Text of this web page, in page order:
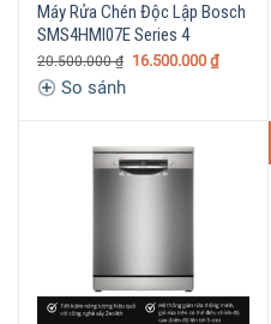
Máy Rửa Chén Độc Lập Bosch
SMS4HMI07E Series 4
20.500.000₫ 16.500.000 ₫
So sánh